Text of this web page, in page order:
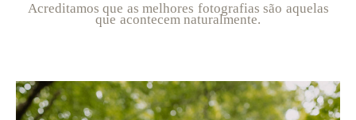
Acreditamos que as melhores fotografias são aquelas
que acontecem naturalmente.